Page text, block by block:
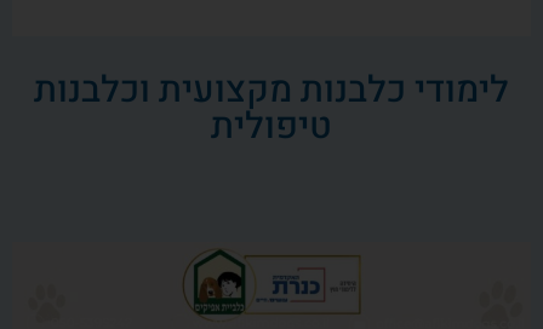
לימודי כלבנות מקצועית וכלבנות
טיפולית